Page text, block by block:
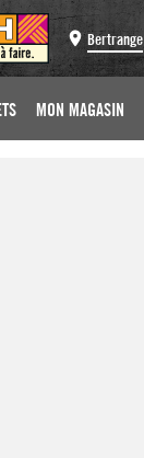
Bertrange
MON MAGASIN